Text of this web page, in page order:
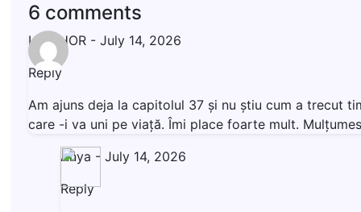
6 comments
LIVISHOR - July 14, 2026
Reply
Am ajuns deja la capitolul 37 și nu știu cum a trecut
care -i va uni pe viață. Îmi place foarte mult.
Anya - July 14, 2026
Reply